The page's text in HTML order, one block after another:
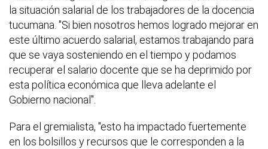
la situación salarial de los trabajadores de la docencia
tucumana. "Si bien nosotros hemos logrado mejorar en
este último acuerdo salarial, estamos trabajando para
que se vaya sosteniendo en el tiempo y podamos
recuperar el salario docente que se ha deprimido por
esta política económica que lleva adelante el
Gobierno nacional".
Para el gremialista, "esto ha impactado fuertemente
en los bolsillos y recursos que le corresponden a la